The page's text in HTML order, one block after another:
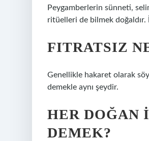
Peygamberlerin sünneti,
ritüelleri de bilmek doğaldır.
FITRATSIZ
Genellikle hakaret olarak
demekle aynı şeydir.
HER DOĞAN
DEMEK?